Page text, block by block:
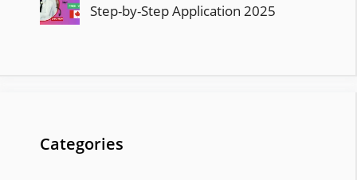
Step-by-Step Application 2025
Categories